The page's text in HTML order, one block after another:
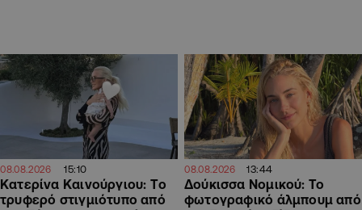
08.08.2026 15:10
Κατερίνα Καινούργιου: Tο
τρυφερό στιγμιότυπο από
08.08.2026 13:44
Δούκισσα Νομικού: Το
φωτογραφικό άλμπουμ από